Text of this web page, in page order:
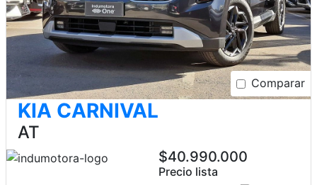
Comparar
KIA CARNIVAL
AT
$40.990.000
Precio lista